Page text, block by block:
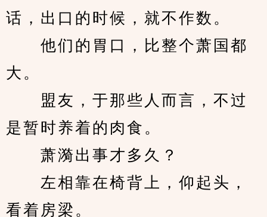
话，出口的时候，就不作数。
他们的胃口，比整个萧国都
大。
盟友，于那些人而言，不过
是暂时养着的肉食。
萧漪出事才多久？
左相靠在椅背上，仰起头，
看着房梁。